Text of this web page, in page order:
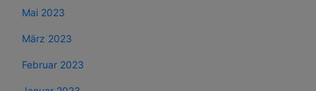
Mai 2023
März 2023
Februar 2023